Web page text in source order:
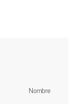
Nombre